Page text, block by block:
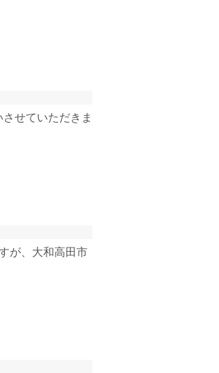
せていただきま
が、大和高田市